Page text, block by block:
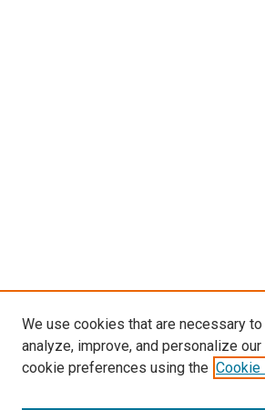
We use cookies that are necessary
analyze, improve, and personalize
cookie preferences using the